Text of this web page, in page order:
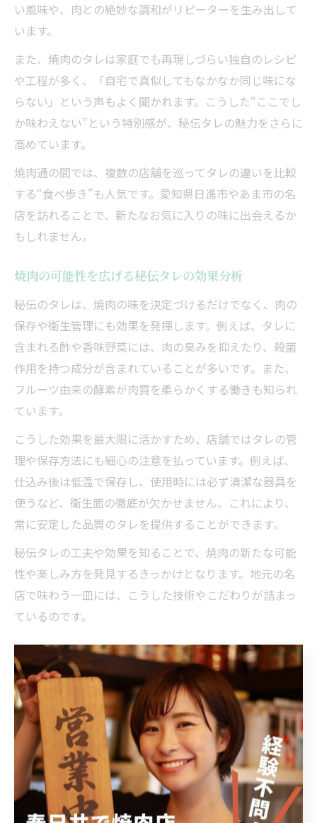
い風味や、肉との絶妙な調和がリピーターを生み出して
います。
また、焼肉のタレは家庭でも再現しづらい独自のレシピ
や工程が多く、「自宅で真似してもなかなか同じ味にな
らない」という声もよく聞かれます。こうした“ここでし
か味わえない”という特別感が、秘伝タレの魅力をさらに
高めています。
焼肉通の間では、複数の店舗を巡ってタレの違いを比較
する“食べ歩き”も人気です。愛知県日進市やあま市の名
店を訪れることで、新たなお気に入りの味に出会えるか
もしれません。
焼肉の可能性を広げる秘伝タレの効果分析
秘伝のタレは、焼肉の味を決定づけるだけでなく、肉の
保存や衛生管理にも効果を発揮します。例えば、タレに
含まれる酢や香味野菜には、肉の臭みを抑えたり、殺菌
作用を持つ成分が含まれていることが多いです。また、
フルーツ由来の酵素が肉質を柔らかくする働きも知られ
ています。
こうした効果を最大限に活かすため、店舗ではタレの管
理や保存方法にも細心の注意を払っています。例えば、
仕込み後は低温で保存し、使用時には必ず清潔な器具を
使うなど、衛生面の徹底が欠かせません。これにより、
常に安定した品質のタレを提供することができます。
秘伝タレの工夫や効果を知ることで、焼肉の新たな可能
性や楽しみ方を発見するきっかけとなります。地元の名
店で味わう一皿には、こうした技術やこだわりが詰まっ
ているのです。
とろける焼肉に欠かせない伝統の
タレとは
焼肉をとろけさせる伝統タレの魅力解説
焼肉の美味しさを最大限に引き出す秘訣は、肉と一体と
なる伝統タレの存在にあります。愛知県日進市やあま市
の焼肉店では、それぞれの店が長年受け継いできた秘伝